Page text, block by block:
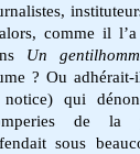
comme il l’a
Un
? Ou
qui
de la
sous